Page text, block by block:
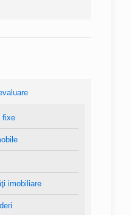
fixe
imobiliare